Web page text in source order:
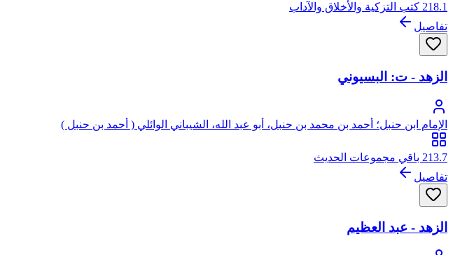
218.1 كتب التزكية والأخلاق والآداب
تفاصيل
الزهد - ت: البسيوني
الإمام ابن حنبل؛ أحمد بن محمد بن حنبل، أبو عبد الله، الشيباني الوائلي ( أحمد بن حنبل )
213.7 باقي مجموعات الحديث
تفاصيل
الزهد - عبد العظيم